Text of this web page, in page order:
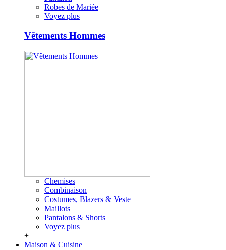
Robes de Mariée
Voyez plus
Vêtements Hommes
Chemises
Combinaison
Costumes, Blazers & Veste
Maillots
Pantalons & Shorts
Voyez plus
+
Maison & Cuisine